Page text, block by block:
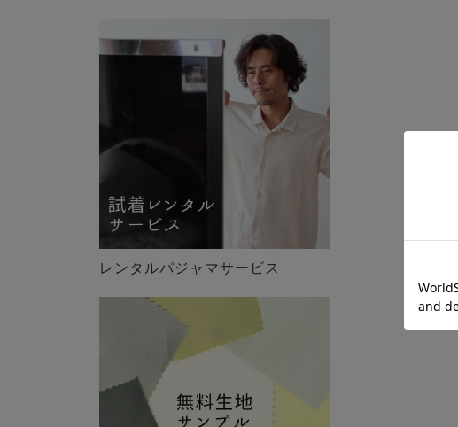
レンタルパジャマサービス